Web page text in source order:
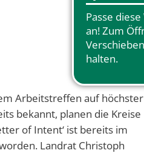
Arbeitstreffen auf höchster
bekannt, planen die Kreise
of Intent‘ ist bereits im
Landrat Christoph